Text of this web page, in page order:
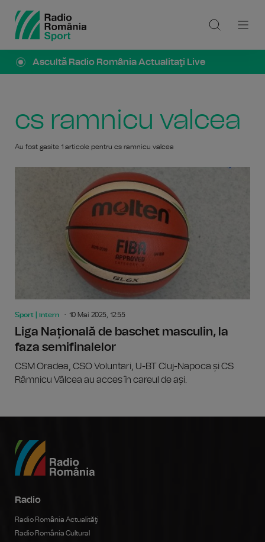
Ascultă Radio România Actualitaţi Live
cs ramnicu valcea
Au fost gasite 1 articole pentru cs ramnicu valcea
Sport | intern 10 Mai 2025, 12:55
Liga Națională de baschet masculin, la
faza semifinalelor
CSM Oradea, CSO Voluntari, U-BT Cluj-Napoca și CS
Râmnicu Vâlcea au acces în careul de ași.
Radio
Radio România Actualităţi
Radio România Cultural